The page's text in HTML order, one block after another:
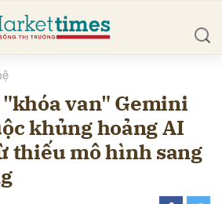
van" Gemini
khủng hoảng AI
thiếu mô hình sang